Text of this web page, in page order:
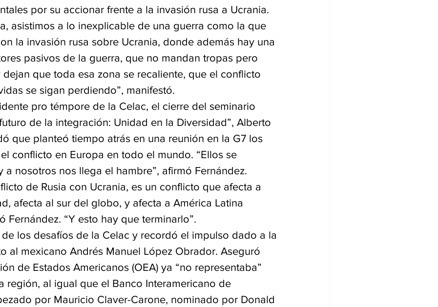
por su accionar frente a la invasión rusa a Ucrania.
asistimos a lo inexplicable de una guerra como la que
la invasión rusa sobre Ucrania, donde además hay una
pasivos de la guerra, que no mandan tropas pero
dejan que toda esa zona se recaliente, que el conflicto
se sigan perdiendo”, manifestó.
pro témpore de la Celac, el cierre del seminario
de la integración: Unidad en la Diversidad”, Alberto
que planteó tiempo atrás en una reunión en la G7 los
conflicto en Europa en todo el mundo. “Ellos se
a nosotros nos llega el hambre”, afirmó Fernández.
de Rusia con Ucrania, es un conflicto que afecta a
afecta al sur del globo, y afecta a América Latina
Fernández. “Y esto hay que terminarlo”.
los desafíos de la Celac y recordó el impulso dado a la
al mexicano Andrés Manuel López Obrador. Aseguró
de Estados Americanos (OEA) ya “no representaba”
región, al igual que el Banco Interamericano de
por Mauricio Claver-Carone, nominado por Donald